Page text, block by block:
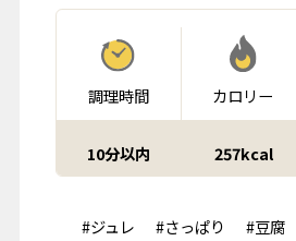
調理時間
10分以内
カロリー
257kcal
#ジュレ #さっぱり #豆腐